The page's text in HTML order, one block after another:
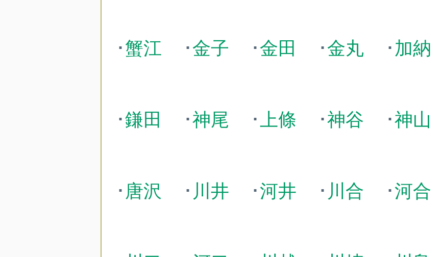
･蟹江 ･金子 ･金田 ･金丸 ･加納
･鎌田 ･神尾 ･上條 ･神谷 ･神山
･ 唐沢 ･ 川井 ･河井 ･ 川合 ･河合